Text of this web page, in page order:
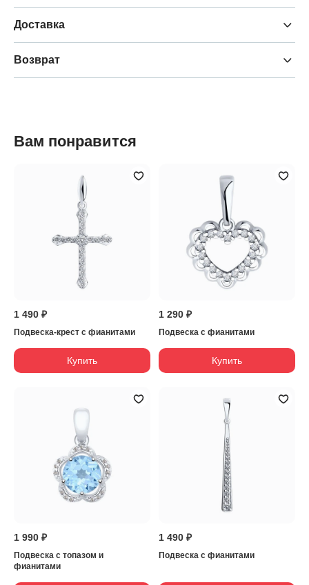
Доставка
Возврат
Вам понравится
1 490 ₽
Подвеска-крест с фианитами
Купить
1 290 ₽
Подвеска с фианитами
Купить
1 990 ₽
Подвеска с топазом и
фианитами
1 490 ₽
Подвеска с фианитами